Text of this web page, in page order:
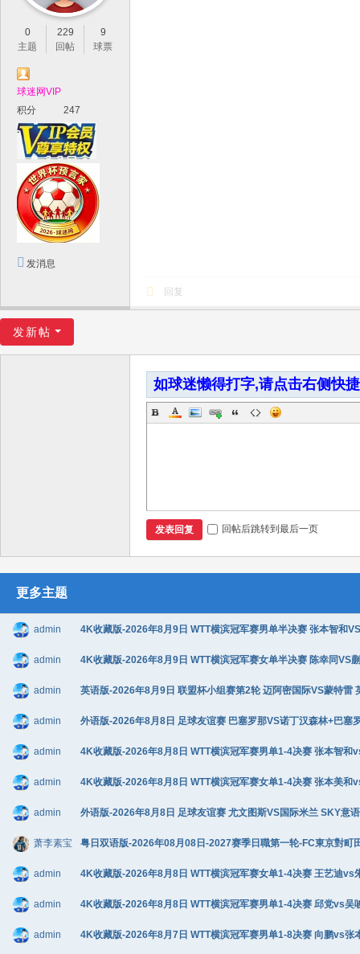
0
主题
229
回帖
9
球票
球迷网VIP
积分
247
发消息
回复
发新帖
如球迷懒得打字,请点击右侧快
发表回复 回帖后跳转到最后一页
更多主题
admin 4K收藏版-2026年8月9日 WTT横滨冠军赛男单半决赛 张本智和
admin 4K收藏版-2026年8月9日 WTT横滨冠军赛女单半决赛 陈幸同VS
admin 英语版-2026年8月9日 联盟杯小组赛第2轮 迈阿密国际VS蒙特雷
admin 外语版-2026年8月8日 足球友谊赛 巴塞罗那VS诺丁汉森林+巴
admin 4K收藏版-2026年8月8日 WTT横滨冠军赛男单1-4决赛 张本智
admin 4K收藏版-2026年8月8日 WTT横滨冠军赛女单1-4决赛 张本美
admin 外语版-2026年8月8日 足球友谊赛 尤文图斯VS国际米兰 SKY意
萧李素宝 粤日双语版-2026年08月08日-2027赛季日職第一轮-FC東京對町
admin 4K收藏版-2026年8月8日 WTT横滨冠军赛女单1-4决赛 王艺迪vs
admin 4K收藏版-2026年8月8日 WTT横滨冠军赛男单1-4决赛 邱党vs吴
admin 4K收藏版-2026年8月7日 WTT横滨冠军赛男单1-8决赛 向鹏vs